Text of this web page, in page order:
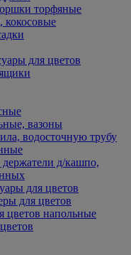
торфяные
кокосовые
для цветов
вазоны
водосточную трубу
д/кашпо,
для цветов
для цветов
цветов напольные